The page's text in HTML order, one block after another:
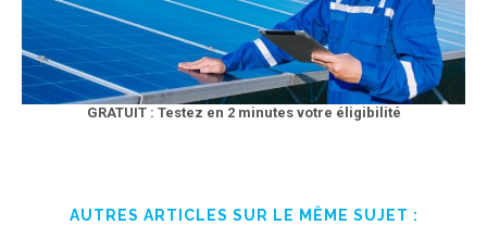
GRATUIT : Testez en 2 minutes votre éligibilité
AUTRES ARTICLES SUR LE MÊME SUJET :